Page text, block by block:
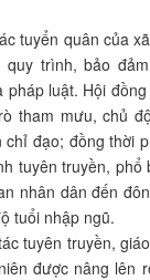
tuyển quân của
quy trình, bảo
pháp luật. Hội
tham mưu, chủ
chỉ đạo; đồng thời
tuyên truyền, phổ
nhân dân đến
tuổi nhập ngũ.
tuyên truyền,
được nâng lên